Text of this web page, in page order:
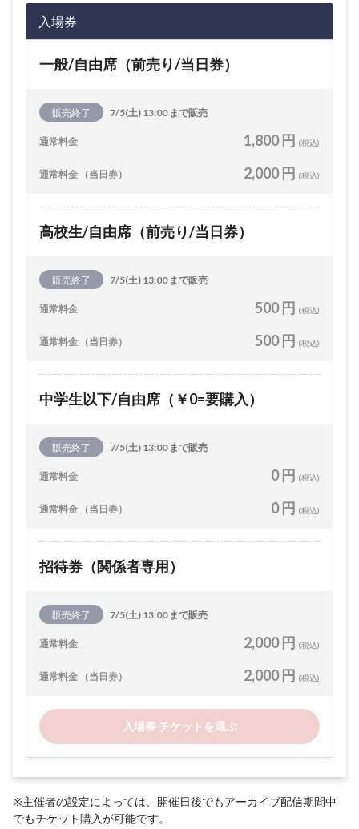
入場券
一般/自由席（前売り/当日券）
販売終了 7/5(土) 13:00 まで販売
通常料金 1,800 円 (税込)
通常料金 （当日券） 2,000 円 (税込)
高校生/自由席（前売り/当日券）
販売終了 7/5(土) 13:00 まで販売
通常料金 500 円 (税込)
通常料金 （当日券） 500 円 (税込)
中学生以下/自由席（￥0=要購入）
販売終了 7/5(土) 13:00 まで販売
通常料金 0 円 (税込)
通常料金 （当日券） 0 円 (税込)
招待券（関係者専用）
販売終了 7/5(土) 13:00 まで販売
通常料金 2,000 円 (税込)
通常料金 （当日券） 2,000 円 (税込)
入場券 チケットを選ぶ
※主催者の設定によっては、開催日後でもアーカイブ配信期間中
でもチケット購入が可能です。